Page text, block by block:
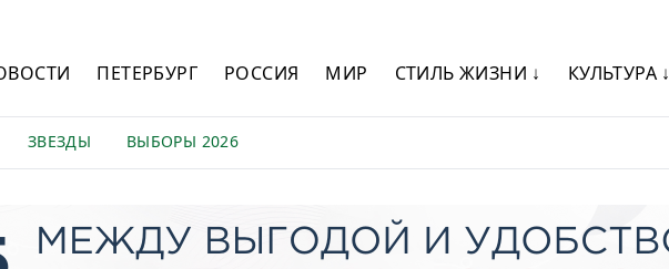
ПЕТЕРБУРГ РОССИЯ МИР СТИЛЬ ЖИЗНИ ↓ КУЛЬТУРА ↓
ЗВЕЗДЫ ВЫБОРЫ 2026